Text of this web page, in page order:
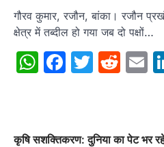
गौरव कुमार, रजौन, बांका। रजौन
क्षेत्र में तब्दील हो गया जब दो पक्षों…
WhatsApp
Twitter
कृषि सशक्तिकरण: दुनिया का पेट भर